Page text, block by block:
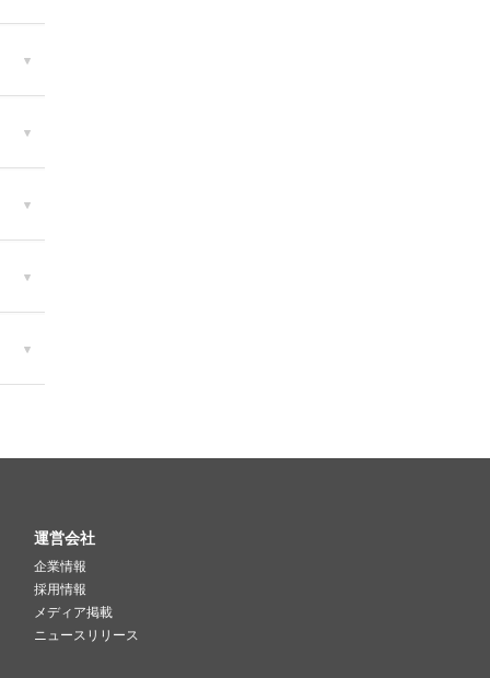
運営会社
企業情報
採用情報
メディア掲載
ニュースリリース